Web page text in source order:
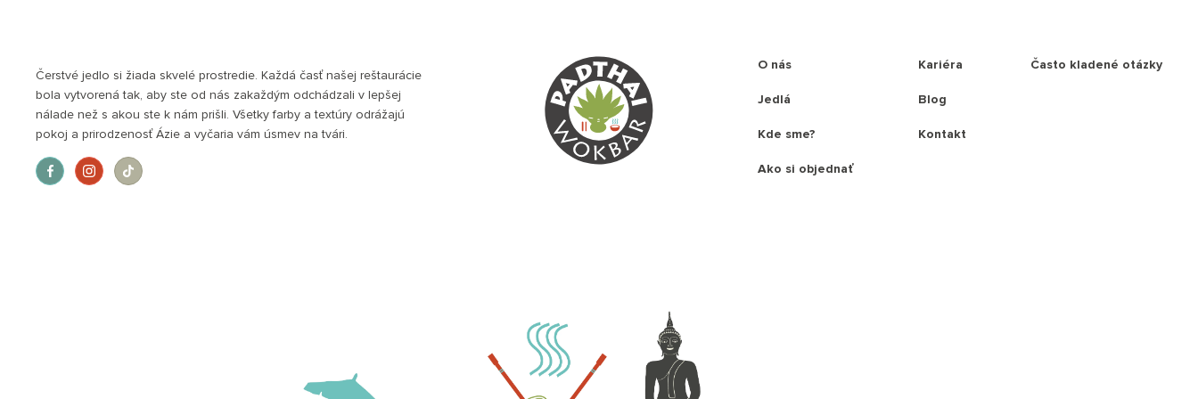
Čerstvé jedlo si žiada skvelé prostredie. Každá časť našej reštaurácie
bola vytvorená tak, aby ste od nás zakaždým odchádzali v lepšej
nálade než s akou ste k nám prišli. Všetky farby a textúry odrážajú
pokoj a prirodzenosť Ázie a vyčaria vám úsmev na tvári.
O nás
Jedlá
Kde sme?
Ako si objednať
Kariéra
Blog
Kontakt
Často kladené otázky